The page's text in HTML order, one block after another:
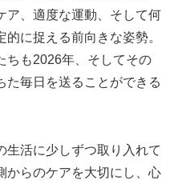
ア、適度な運動、そして何
に捉える前向きな姿勢。
ちも2026年、そしてその
た毎日を送ることができる
生活に少しずつ取り入れて
からのケアを大切にし、心